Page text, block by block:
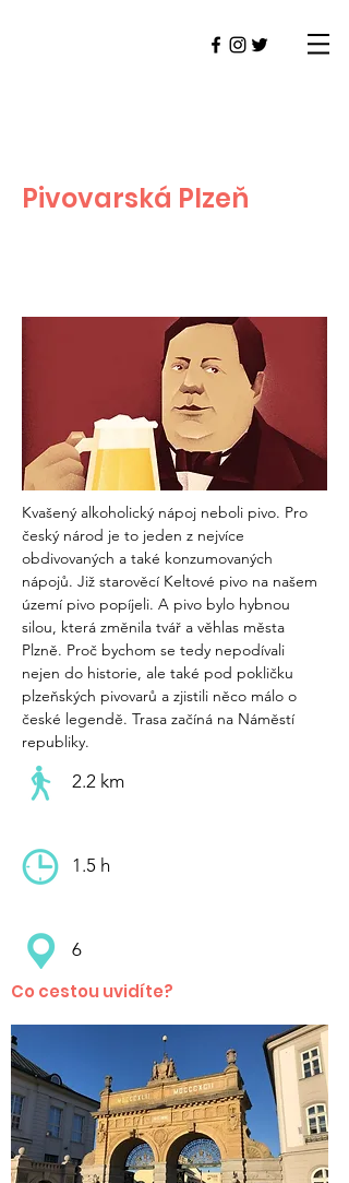
Pivovarská Plzeň
Kvašený alkoholický nápoj neboli pivo. Pro
český národ je to jeden z nejvíce
obdivovaných a také konzumovaných
nápojů. Již starověcí Keltové pivo na našem
území pivo popíjeli. A pivo bylo hybnou
silou, která změnila tvář a věhlas města
Plzně. Proč bychom se tedy nepodívali
nejen do historie, ale také pod pokličku
plzeňských pivovarů a zjistili něco málo o
české legendě. Trasa začíná na Náměstí
republiky.
2.2 km
1.5 h
6
Co cestou uvidíte?